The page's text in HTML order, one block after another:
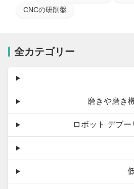
CNCの研削盤
全カテゴリー
磨きや磨き
ロボット デブ